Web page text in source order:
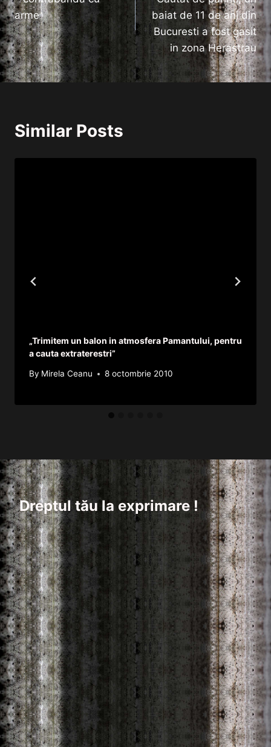
articole
arme
baiat de 11 de ani din
Bucuresti a fost gasit
in zona Herastrau
Similar Posts
„Trimitem un balon in atmosfera Pamantului, pentru
a cauta extraterestri”
By Mirela Ceanu 8 octombrie 2010
Dreptul tău la exprimare !